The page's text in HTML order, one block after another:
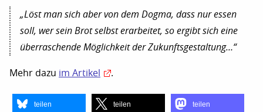
„Löst man sich aber von dem Dogma, dass nur essen
soll, wer sein Brot selbst erarbeitet, so ergibt sich eine
überraschende Möglichkeit der Zukunftsgestaltung…“
Mehr dazu im Artikel .
teilen teilen teilen